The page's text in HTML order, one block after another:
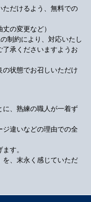
だけるよう、無料での
の変更など）
制約により、対応いたし
承くださいますようお
状態でお召しいただけ
に、熟練の職人が一着ず
ジ違いなどの理由での全
す。
、末永く感じていただ